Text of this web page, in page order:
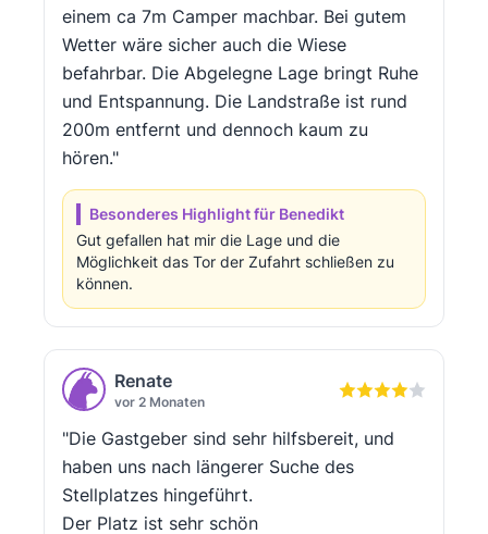
einem ca 7m Camper machbar. Bei gutem
Wetter wäre sicher auch die Wiese
befahrbar. Die Abgelegne Lage bringt Ruhe
und Entspannung. Die Landstraße ist rund
200m entfernt und dennoch kaum zu
hören."
Besonderes Highlight für Benedikt
Gut gefallen hat mir die Lage und die
Möglichkeit das Tor der Zufahrt schließen zu
können.
Renate
vor 2 Monaten
"Die Gastgeber sind sehr hilfsbereit, und
haben uns nach längerer Suche des
Stellplatzes hingeführt.
Der Platz ist sehr schön